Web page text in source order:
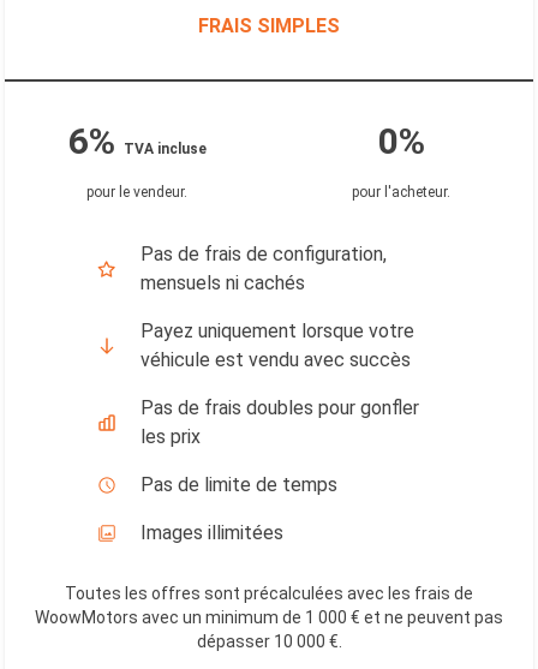
FRAIS SIMPLES
6% TVA incluse 0%
pour le vendeur. pour l'acheteur.
Pas de frais de configuration,
mensuels ni cachés
Payez uniquement lorsque votre
véhicule est vendu avec succès
Pas de frais doubles pour gonfler
les prix
Pas de limite de temps
Images illimitées
Toutes les offres sont précalculées avec les frais de
WoowMotors avec un minimum de 1 000 € et ne peuvent pas
dépasser 10 000 €